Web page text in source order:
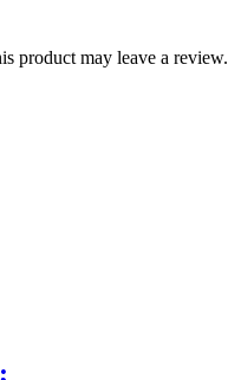
product may leave a review.